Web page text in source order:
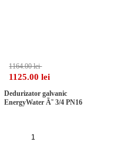
1164.00 lei
1125.00 lei
Dedurizator galvanic
EnergyWater Ã˜ 3/4 PN16